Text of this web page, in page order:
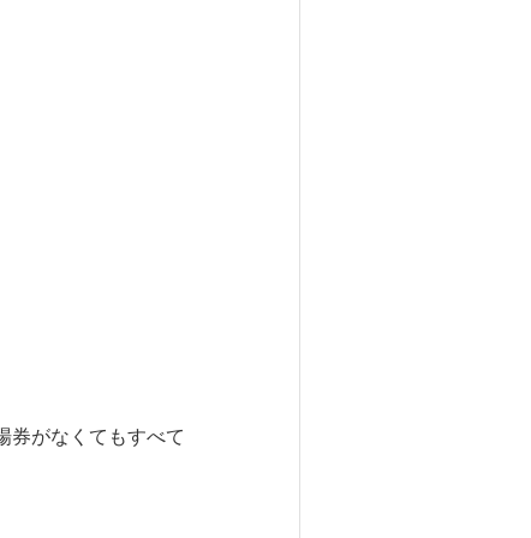
券がなくてもすべて